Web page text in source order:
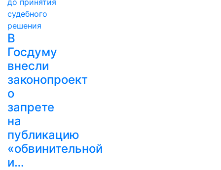
В
Госдуму
внесли
законопроект
о
запрете
на
публикацию
«обвинительной
и…